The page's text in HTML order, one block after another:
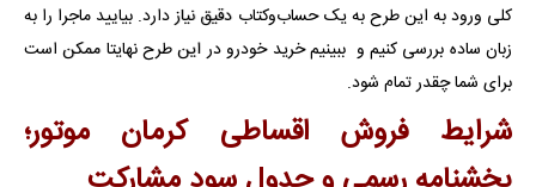
کلی ورود به این طرح به یک حساب‌وکتاب دقیق نیاز دارد. بیایید ماجرا را به
زبان ساده بررسی کنیم و ببینیم خرید خودرو در این طرح نهایتا ممکن است
برای شما چقدر تمام شود.
شرایط فروش اقساطی کرمان موتور؛